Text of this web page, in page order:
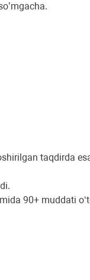
taqdirda
90+ muddati